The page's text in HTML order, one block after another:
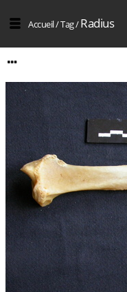
Accueil/Tag/Radius